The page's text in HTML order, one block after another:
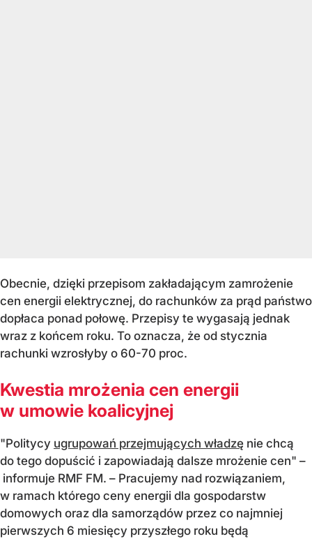
Obecnie, dzięki przepisom zakładającym zamrożenie
cen energii elektrycznej, do rachunków za prąd państwo
dopłaca ponad połowę. Przepisy te wygasają jednak
wraz z końcem roku. To oznacza, że od stycznia
rachunki wzrosłyby o 60-70 proc.
Kwestia mrożenia cen energii
w umowie koalicyjnej
"Politycy ugrupowań przejmujących władzę nie chcą
do tego dopuścić i zapowiadają dalsze mrożenie cen" –
informuje RMF FM. – Pracujemy nad rozwiązaniem,
w ramach którego ceny energii dla gospodarstw
domowych oraz dla samorządów przez co najmniej
pierwszych 6 miesięcy przyszłego roku będą